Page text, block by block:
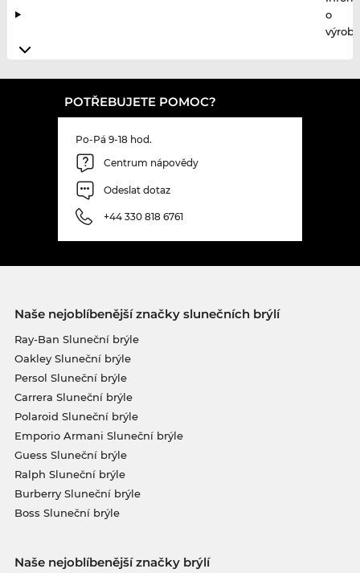
o
POTŘEBUJETE POMOC?
Po-Pá 9-18 hod.
Centrum nápovědy
Odeslat dotaz
+44 330 818 6761
Naše nejoblíbenější značky slunečních brýlí
Ray-Ban Sluneční brýle
Oakley Sluneční brýle
Persol Sluneční brýle
Carrera Sluneční brýle
Polaroid Sluneční brýle
Emporio Armani Sluneční brýle
Guess Sluneční brýle
Ralph Sluneční brýle
Burberry Sluneční brýle
Boss Sluneční brýle
Naše nejoblíbenější značky brýlí